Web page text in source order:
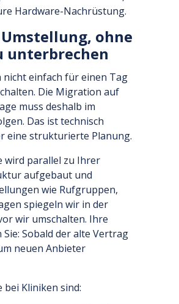
Hardware-Nachrüstung.
ohne
unterbrechen
einfach für einen Tag
Die Migration auf
muss deshalb im
Das ist technisch
eine strukturierte Planung.
wird parallel zu Ihrer
aufgebaut und
wie Rufgruppen,
spiegeln wir in der
wir umschalten. Ihre
Sobald der alte Vertrag
neuen Anbieter
Kliniken sind: